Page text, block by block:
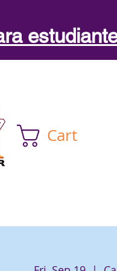
Cart